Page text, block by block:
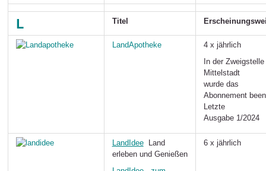
L Titel
LandApotheke
4 x jährlich
In der Zweigstelle
Mittelstadt
wurde das
Abonnement
Letzte
Ausgabe 1/2024
LandIdeeLand
erleben und Genießen
6 x jährlich